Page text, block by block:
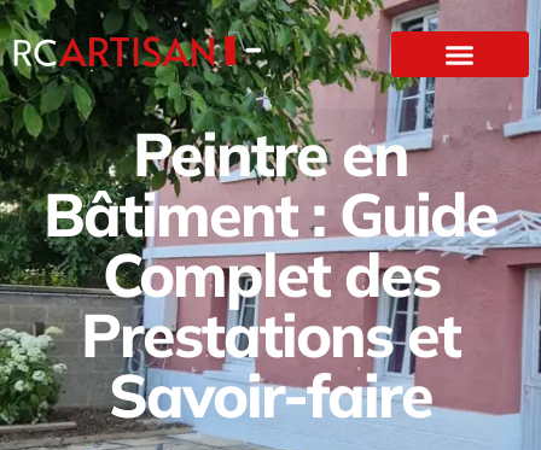
Peintre en
Bâtiment : Guide
Complet des
Prestations et
Savoir-faire